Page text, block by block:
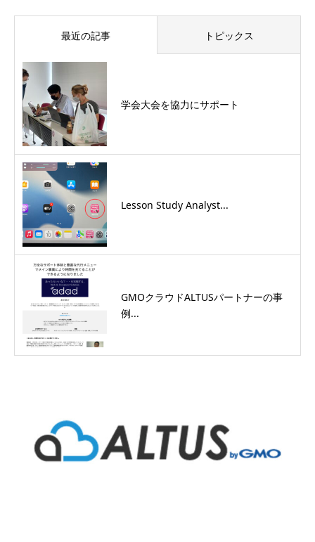
最近の記事 トピックス
学会大会を協力にサポート
Lesson Study Analyst...
GMOクラウドALTUSパートナーの事
例...